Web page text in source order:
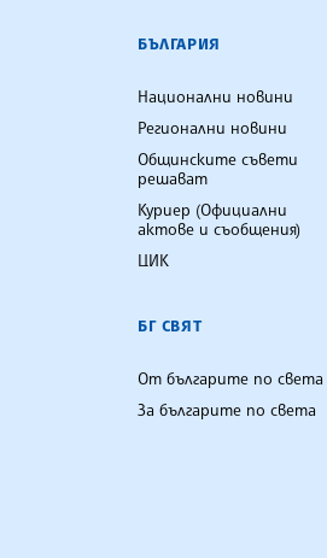
БЪЛГАРСКА
БЪЛГАРИЯ
Национални новини
Регионални новини
Общинските съвети
решават
Куриер (Официални
актове и съобщения)
ЦИК
БГ СВЯТ
От българите по света
За българите по света